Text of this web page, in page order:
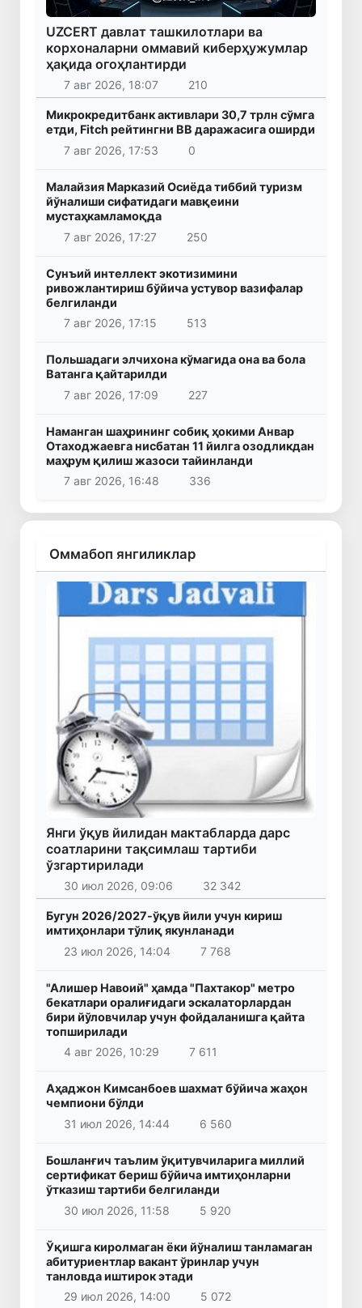
UZCERT давлат ташкилотлари ва
корхоналарни оммавий киберҳужумлар
ҳақида огоҳлантирди
7 авг 2026, 18:07 210
Микрокредитбанк активлари 30,7 трлн сўмга
етди, Fitch рейтингни BB даражасига оширди
7 авг 2026, 17:53
0
Малайзия Марказий Осиёда тиббий туризм
йўналиши сифатидаги мавқеини
мустаҳкамламоқда
7 авг 2026, 17:27
250
Сунъий интеллект экотизимини
ривожлантириш бўйича устувор вазифалар
белгиланди
7 авг 2026, 17:15
513
Польшадаги элчихона кўмагида она ва бола
Ватанга қайтарилди
7 авг 2026, 17:09
227
Наманган шаҳрининг собиқ ҳокими Анвар
Отаходжаевга нисбатан 11 йилга озодликдан
маҳрум қилиш жазоси тайинланди
7 авг 2026, 16:48
336
Оммабоп янгиликлар
Янги ўқув йилидан мактабларда дарс
соатларини тақсимлаш тартиби
ўзгартирилади
30 июл 2026, 09:06 32 342
Бугун 2026/2027-ўқув йили учун кириш
имтиҳонлари тўлиқ якунланади
23 июл 2026, 14:04
7 768
"Алишер Навоий" ҳамда "Пахтакор" метро
бекатлари оралиғидаги эскалаторлардан
бири йўловчилар учун фойдаланишга қайта
топширилади
4 авг 2026, 10:29
7 611
Аҳаджон Кимсанбоев шахмат бўйича жаҳон
чемпиони бўлди
31 июл 2026, 14:44
6 560
Бошланғич таълим ўқитувчиларига миллий
сертификат бериш бўйича имтиҳонларни
ўтказиш тартиби белгиланди
30 июл 2026, 11:58
5 920
Ўқишга киролмаган ёки йўналиш танламаган
абитуриентлар вакант ўринлар учун
танловда иштирок этади
29 июл 2026, 14:00
5 072